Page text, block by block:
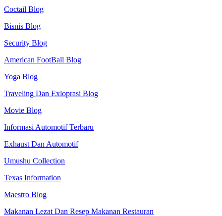
Coctail Blog
Bisnis Blog
Security Blog
American FootBall Blog
Yoga Blog
Traveling Dan Exloprasi Blog
Movie Blog
Informasi Automotif Terbaru
Exhaust Dan Automotif
Umushu Collection
Texas Information
Maestro Blog
Makanan Lezat Dan Resep Makanan Restauran